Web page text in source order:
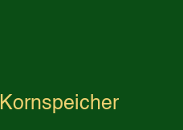
Kornspeicher